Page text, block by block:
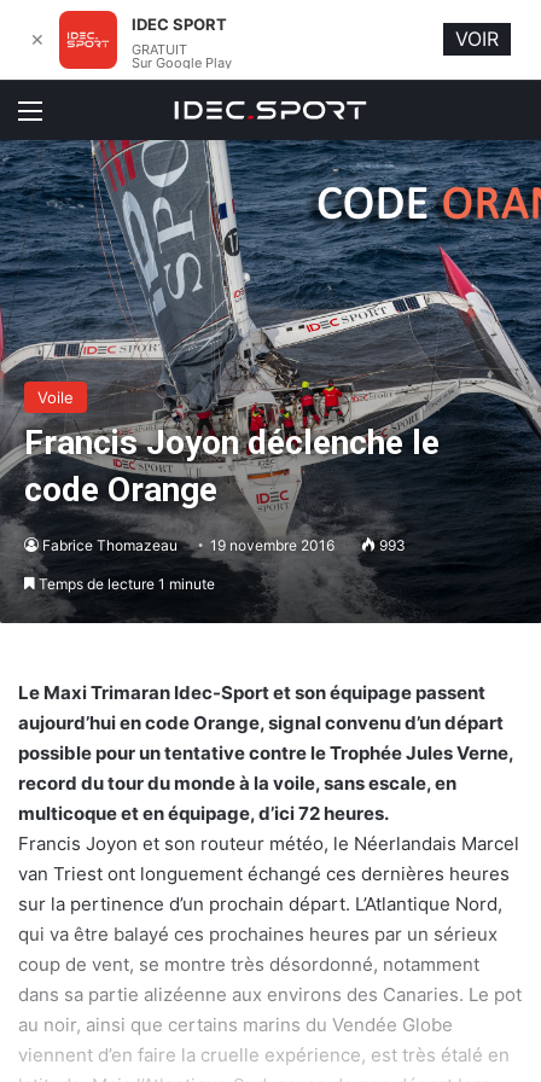
Menu
Voile
Francis Joyon déclenche le
code Orange
Fabrice Thomazeau 19 novembre 2016 993
Temps de lecture 1 minute
Le Maxi Trimaran Idec-Sport et son équipage passent
aujourd’hui en code Orange, signal convenu d’un départ
possible pour un tentative contre le Trophée Jules Verne,
record du tour du monde à la voile, sans escale, en
multicoque et en équipage, d’ici 72 heures.
Francis Joyon et son routeur météo, le Néerlandais Marcel
van Triest ont longuement échangé ces dernières heures
sur la pertinence d’un prochain départ. L’Atlantique Nord,
qui va être balayé ces prochaines heures par un sérieux
coup de vent, se montre très désordonné, notamment
dans sa partie alizéenne aux environs des Canaries. Le pot
au noir, ainsi que certains marins du Vendée Globe
viennent d’en faire la cruelle expérience, est très étalé en
✕
IDEC SPORT
GRATUIT
Sur Google Play
VOIR